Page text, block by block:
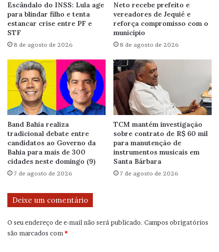
Escândalo do INSS: Lula age
para blindar filho e tenta
estancar crise entre PF e
STF
8 de agosto de 2026
Neto recebe prefeito e
vereadores de Jequié e
reforça compromisso com o
município
8 de agosto de 2026
Band Bahia realiza
tradicional debate entre
candidatos ao Governo da
Bahia para mais de 300
cidades neste domingo (9)
7 de agosto de 2026
TCM mantém investigação
sobre contrato de R$ 60 mil
para manutenção de
instrumentos musicais em
Santa Bárbara
7 de agosto de 2026
Deixe um comentário
O seu endereço de e-mail não será publicado. Campos obrigatórios
são marcados com *